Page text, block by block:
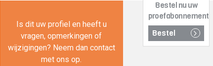
Bestel nu uw
proefabonnement
Bestel
Is dit uw profiel en heeft u
vragen, opmerkingen of
wijzigingen? Neem dan contact
met ons op.